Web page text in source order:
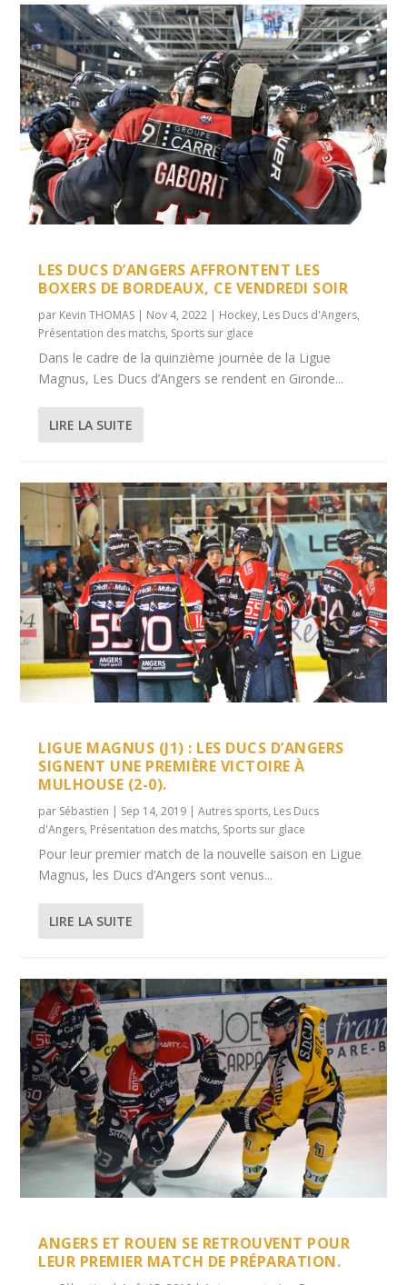
LES DUCS D’ANGERS AFFRONTENT LES
BOXERS DE BORDEAUX, CE VENDREDI SOIR
par Kevin THOMAS | Nov 4, 2022 | Hockey, Les Ducs d'Angers,
Présentation des matchs, Sports sur glace
Dans le cadre de la quinzième journée de la Ligue
Magnus, Les Ducs d’Angers se rendent en Gironde...
LIRE LA SUITE
LIGUE MAGNUS (J1) : LES DUCS D’ANGERS
SIGNENT UNE PREMIÈRE VICTOIRE À
MULHOUSE (2-0).
par Sébastien | Sep 14, 2019 |Autres sports, Les Ducs
d'Angers, Présentation des matchs, Sports sur glace
Pour leur premier match de la nouvelle saison en Ligue
Magnus, les Ducs d’Angers sont venus...
LIRE LA SUITE
ANGERS ET ROUEN SE RETROUVENT POUR
LEUR PREMIER MATCH DE PRÉPARATION.